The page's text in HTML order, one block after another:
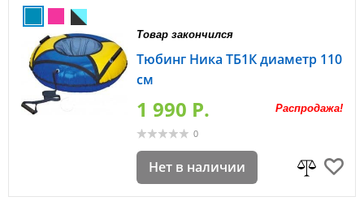
Товар закончился
Тюбинг Ника ТБ1К диаметр 110
см
Распродажа!
1 990 P.
0
Нет в наличии